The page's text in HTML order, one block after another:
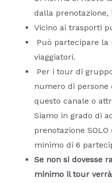
dalla prenotazione,
Vicino ai trasporti
Può partecipare la
viaggiatori.
Per i tour di
numero di persone
questo canale o
Siamo in grado di
prenotazione
minimo di 6
Se non si dovesse
minimo il tour